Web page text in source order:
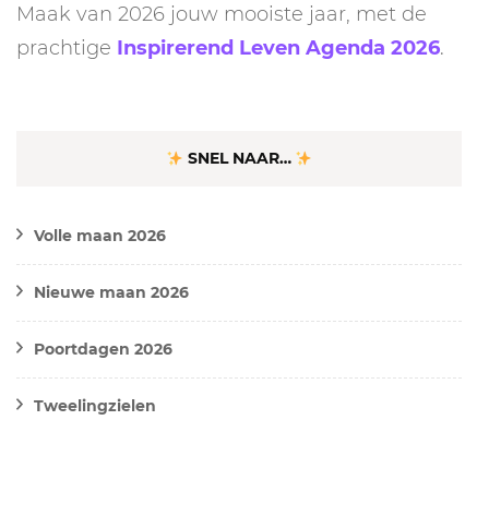
Maak van 2026 jouw mooiste jaar, met de
prachtige Inspirerend Leven Agenda 2026.
SNEL NAAR…
Volle maan 2026
Nieuwe maan 2026
Poortdagen 2026
Tweelingzielen